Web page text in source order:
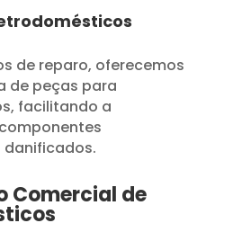
de reparo, oferecemos
de peças para
facilitando a
Comercial de